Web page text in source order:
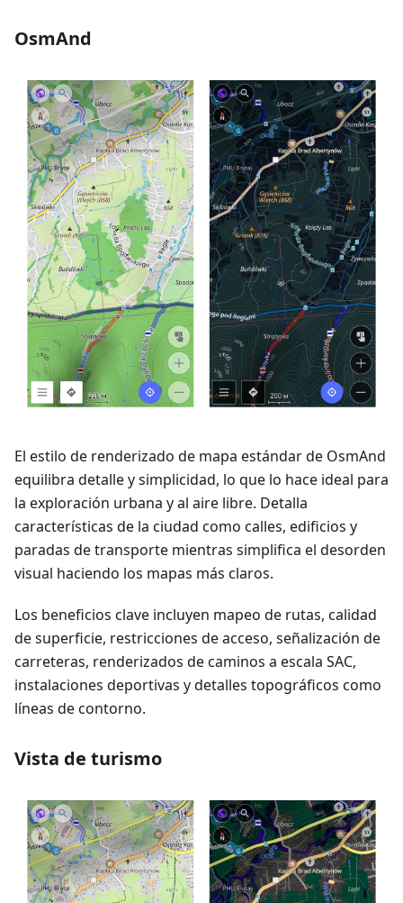
OsmAnd
El estilo de renderizado de mapa estándar de OsmAnd
equilibra detalle y simplicidad, lo que lo hace ideal para
la exploración urbana y al aire libre. Detalla
características de la ciudad como calles, edificios y
paradas de transporte mientras simplifica el desorden
visual haciendo los mapas más claros.
Los beneficios clave incluyen mapeo de rutas, calidad
de superficie, restricciones de acceso, señalización de
carreteras, renderizados de caminos a escala SAC,
instalaciones deportivas y detalles topográficos como
líneas de contorno.
Vista de turismo